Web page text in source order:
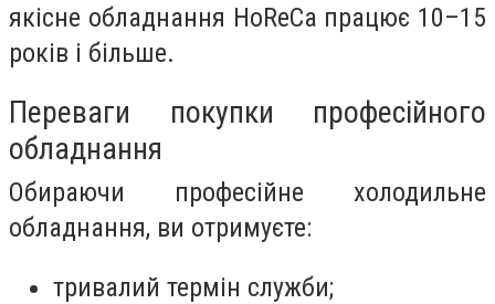
якісне обладнання HoReCa працює 10–15
років і більше.
Переваги покупки професійного
обладнання
Обираючи професійне холодильне
обладнання, ви отримуєте:
тривалий термін служби;